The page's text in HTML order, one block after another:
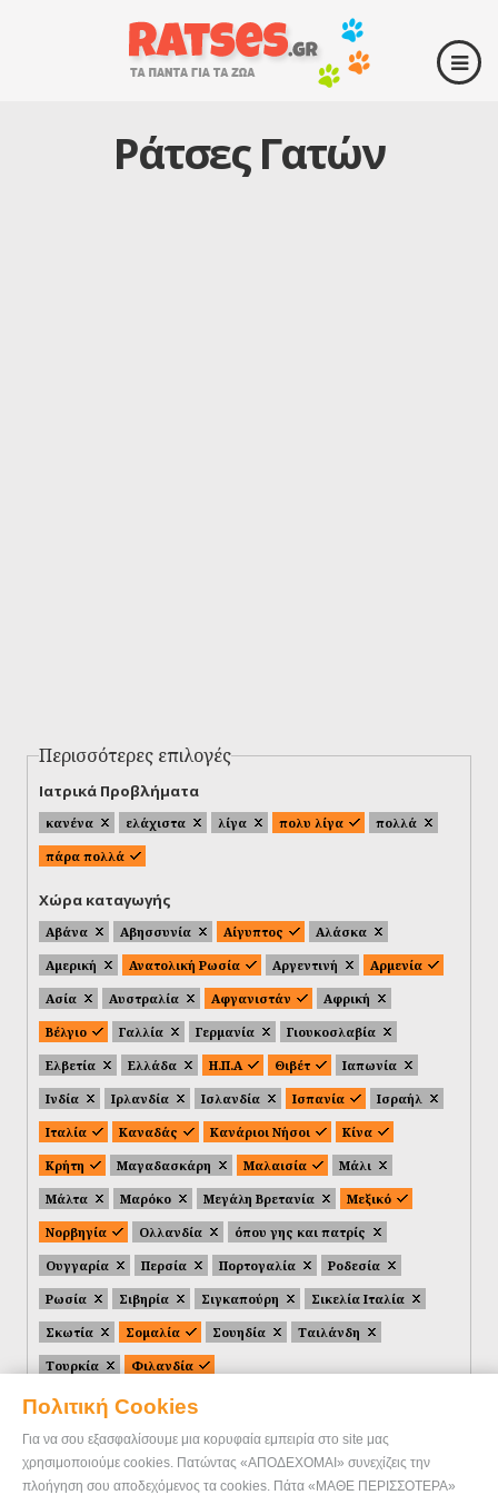
Πολιτική Cookies
Για να σου εξασφαλίσουμε μια κορυφαία εμπειρία στο site μας
χρησιμοποιούμε cookies. Πατώντας «ΑΠΟΔΕΧΟΜΑΙ» συνεχίζεις την
πλοήγηση σου αποδεχόμενος τα cookies. Πάτα «ΜΑΘΕ ΠΕΡΙΣΣΟΤΕΡΑ»
Ράτσες Γατών
Περισσότερες επιλογές
Ιατρικά Προβλήματα
κανένα ελάχιστα λίγα πολυ λίγα
πολλά
πάρα πολλά
Χώρα καταγωγής
Αβάνα Αβησσυνία Αίγυπτος
Αλάσκα
Αμερική
Ανατολική Ρωσία Αργεντινή
Αρμενία
Ασία
Αυστραλία Αφγανιστάν
Αφρική
Βέλγιο
Γαλλία Γερμανία
Γιουκοσλαβία
Ελβετία
Ελλάδα Η.Π.Α Θιβέτ
Ιαπωνία
Ινδία
Ιρλανδία Ισλανδία Ισπανία
Ισραήλ
Ιταλία
Καναδάς Κανάριοι Νήσοι
Κίνα
Κρήτη
Μαγαδασκάρη Μαλαισία
Μάλι
Μάλτα
Μαρόκο Μεγάλη Βρετανία
Μεξικό
Νορβηγία
Ολλανδία
όπου γης και πατρίς
Ουγγαρία
Περσία Πορτογαλία
Ροδεσία
Ρωσία
Σιβηρία Σιγκαπούρη
Σικελία Ιταλία
Σκωτία
Σομαλία Σουηδία
Ταιλάνδη
Τουρκία
Φιλανδία